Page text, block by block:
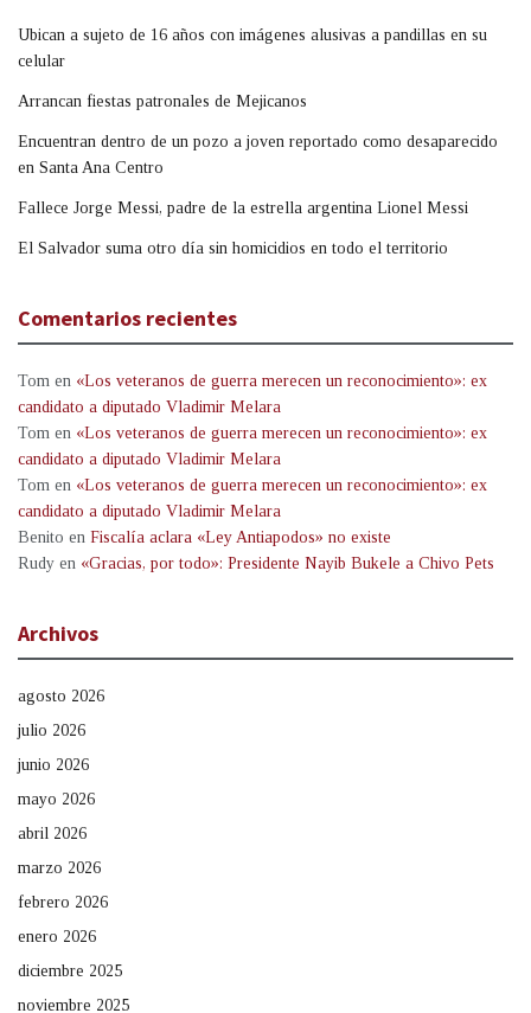
Ubican a sujeto de 16 años con imágenes alusivas a pandillas en su
celular
Arrancan fiestas patronales de Mejicanos
Encuentran dentro de un pozo a joven reportado como desaparecido
en Santa Ana Centro
Fallece Jorge Messi, padre de la estrella argentina Lionel Messi
El Salvador suma otro día sin homicidios en todo el territorio
Comentarios recientes
Tom en «Los veteranos de guerra merecen un reconocimiento»: ex
candidato a diputado Vladimir Melara
Tom en «Los veteranos de guerra merecen un reconocimiento»: ex
candidato a diputado Vladimir Melara
Tom en «Los veteranos de guerra merecen un reconocimiento»: ex
candidato a diputado Vladimir Melara
Benito en Fiscalía aclara «Ley Antiapodos» no existe
Rudy en «Gracias, por todo»: Presidente Nayib Bukele a Chivo Pets
Archivos
agosto 2026
julio 2026
junio 2026
mayo 2026
abril 2026
marzo 2026
febrero 2026
enero 2026
diciembre 2025
noviembre 2025